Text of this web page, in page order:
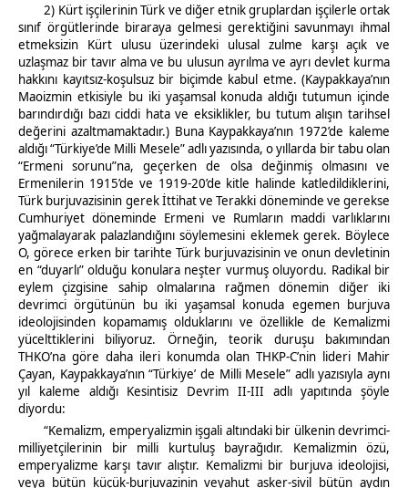
2) Kürt işçilerinin Türk ve diğer etnik gruplardan işçilerle ortak
sınıf örgütlerinde biraraya gelmesi gerektiğini savunmayı ihmal
etmeksizin Kürt ulusu üzerindeki ulusal zulme karşı açık ve
uzlaşmaz bir tavır alma ve bu ulusun ayrılma ve ayrı devlet kurma
hakkını kayıtsız-koşulsuz bir biçimde kabul etme. (Kaypakkaya’nın
Maoizmin etkisiyle bu iki yaşamsal konuda aldığı tutumun içinde
barındırdığı bazı ciddi hata ve eksiklikler, bu tutum alışın tarihsel
değerini azaltmamaktadır.) Buna Kaypakkaya’nın 1972’de kaleme
aldığı “Türkiye’de Milli Mesele” adlı yazısında, o yıllarda bir tabu olan
“Ermeni sorunu”na, geçerken de olsa değinmiş olmasını ve
Ermenilerin 1915’de ve 1919-20’de kitle halinde katledildiklerini,
Türk burjuvazisinin gerek İttihat ve Terakki döneminde ve gerekse
Cumhuriyet döneminde Ermeni ve Rumların maddi varlıklarını
yağmalayarak palazlandığını söylemesini eklemek gerek. Böylece
O, görece erken bir tarihte Türk burjuvazisinin ve onun devletinin
en “duyarlı” olduğu konulara neşter vurmuş oluyordu. Radikal bir
eylem çizgisine sahip olmalarına rağmen dönemin diğer iki
devrimci örgütünün bu iki yaşamsal konuda egemen burjuva
ideolojisinden kopamamış olduklarını ve özellikle de Kemalizmi
yücelttiklerini biliyoruz. Örneğin, teorik duruşu bakımından
THKO’na göre daha ileri konumda olan THKP-C’nin lideri Mahir
Çayan, Kaypakkaya’nın “Türkiye’ de Milli Mesele” adlı yazısıyla aynı
yıl kaleme aldığı Kesintisiz Devrim II-III adlı yapıtında şöyle
diyordu:
“Kemalizm, emperyalizmin işgali altındaki bir ülkenin devrimci-
milliyetçilerinin bir milli kurtuluş bayrağıdır. Kemalizmin özü,
emperyalizme karşı tavır alıştır. Kemalizmi bir burjuva ideolojisi,
veya bütün küçük-burjuvazinin veyahut asker-sivil bütün aydın